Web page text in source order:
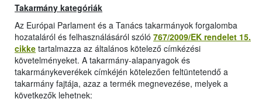
Takarmány kategóriák
Az Európai Parlament és a Tanács takarmányok forgalomba
hozataláról és felhasználásáról szóló 767/2009/EK rendelet 15.
cikke tartalmazza az általános kötelező címkézési
követelményeket. A takarmány-alapanyagok és
takarmánykeverékek címkéjén kötelezően feltüntetendő a
takarmány fajtája, azaz a termék megnevezése, melyek a
következők lehetnek: